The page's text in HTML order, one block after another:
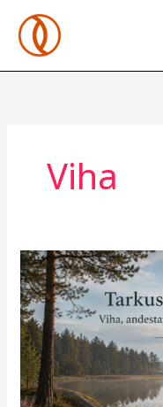
content
Viha
Tarkuse
peegeldus
–
Viha,
andestamine
ja
sisemine